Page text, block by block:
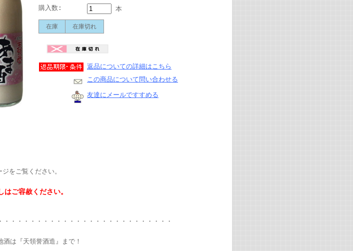
購入数: 本
在庫 在庫切れ
返品についての詳細はこちら
この商品について問い合わせる
友達にメールですすめる
をご覧ください。
ご容赦ください。
・・・・・・・・・・・・・・・・・・・・・・・・・・
は『天領誉酒造』まで！